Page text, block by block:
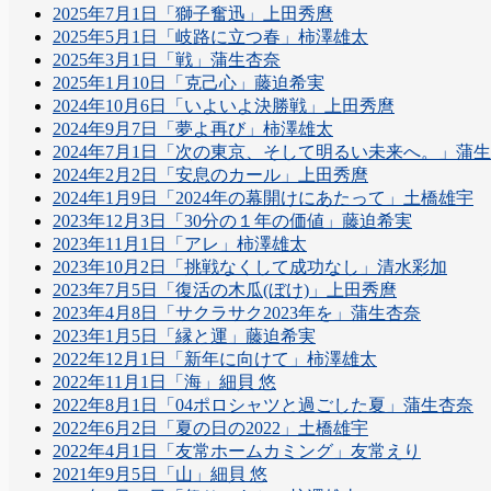
2025年7月1日「獅子奮迅」上田秀麿
2025年5月1日「岐路に立つ春」柿澤雄太
2025年3月1日「戦」蒲生杏奈
2025年1月10日「克己心」藤迫希実
2024年10月6日「いよいよ決勝戦」上田秀麿
2024年9月7日「夢よ再び」柿澤雄太
2024年7月1日「次の東京、そして明るい未来へ。」蒲
2024年2月2日「安息のカール」上田秀麿
2024年1月9日「2024年の幕開けにあたって」土橋雄宇
2023年12月3日「30分の１年の価値」藤迫希実
2023年11月1日「アレ」柿澤雄太
2023年10月2日「挑戦なくして成功なし」清水彩加
2023年7月5日「復活の木瓜(ぼけ)」上田秀麿
2023年4月8日「サクラサク2023年を」蒲生杏奈
2023年1月5日「縁と運」藤迫希実
2022年12月1日「新年に向けて」柿澤雄太
2022年11月1日「海」細貝 悠
2022年8月1日「04ポロシャツと過ごした夏」蒲生杏奈
2022年6月2日「夏の日の2022」土橋雄宇
2022年4月1日「友常ホームカミング」友常えり
2021年9月5日「山」細貝 悠